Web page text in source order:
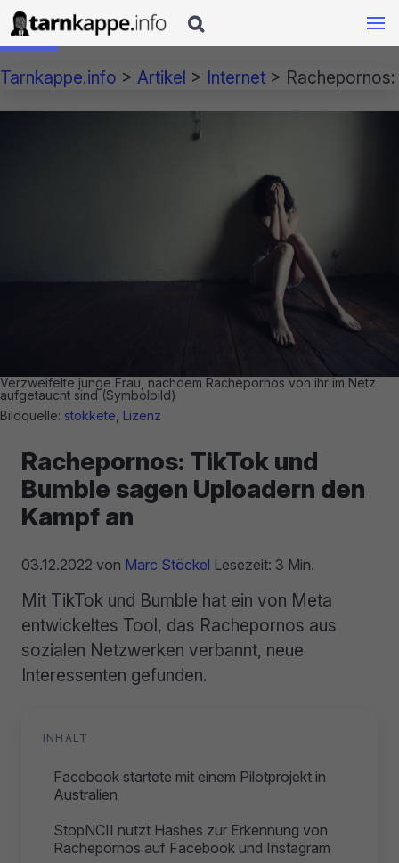

Tarnkappe.info > Artikel > Internet >
Verzweifelte junge Frau, nachdem Rachepornos von ihr im Netz
aufgetaucht sind (Symbolbild)
Bildquelle: stokkete Lizenz
Rachepornos: TikTok und
Bumble sagen Uploadern den
Kampf an
03.12.2022 von Marc Stöckel Lesezeit: 3 Min.
Mit TikTok und Bumble hat ein von Meta
entwickeltes Tool, das Rachepornos aus
sozialen Netzwerken verbannt, neue
Interessenten gefunden.
INHALT
Facebook startete mit einem Pilotprojekt in
Australien
StopNCII nutzt Hashes zur Erkennung von
Rachepornos auf Facebook und Instagram